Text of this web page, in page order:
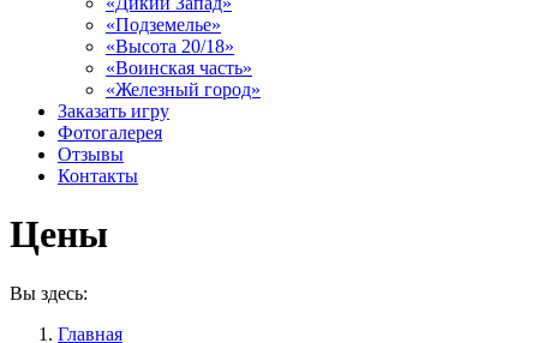
«Подземелье»
«Высота 20/18»
«Воинская часть»
«Железный город»
Заказать игру
Фотогалерея
Отзывы
Контакты
Цены
Вы здесь:
Главная